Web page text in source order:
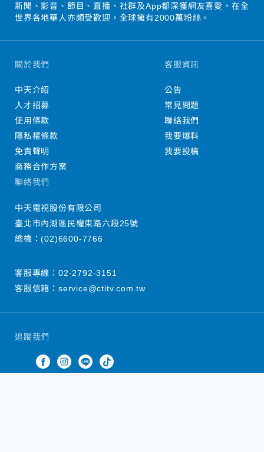
新聞、影音、節目、直播、社群及App都深獲網友喜愛，在全
世界各地華人亦頗受歡迎，全球擁有2000萬粉絲。
追蹤我們
關於我們
中天介紹
人才招募
使用條款
隱私權條款
免責聲明
商務合作方案
客服資訊
公告
常見問題
聯絡我們
我要爆料
我要投稿
聯絡我們
中天電視股份有限公司
臺北市內湖區民權東路六段25號
總機：(02)6600-7766
客服專線： 02-2792-3151
客服信箱： service@ctitv.com.tw